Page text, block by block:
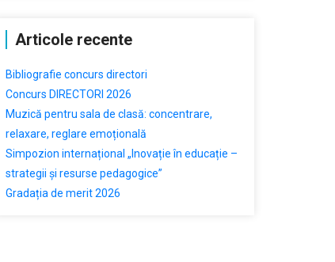
Articole recente
Bibliografie concurs directori
Concurs DIRECTORI 2026
Muzică pentru sala de clasă: concentrare,
relaxare, reglare emoțională
Simpozion internațional „Inovație în educație –
strategii și resurse pedagogice”
Gradația de merit 2026